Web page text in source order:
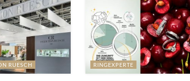
RUESCH RINGEXPERTE